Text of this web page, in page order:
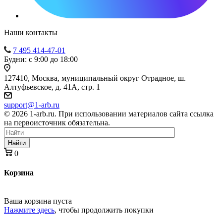
Наши контакты
7 495 414-47-01
Будни: с 9:00 до 18:00
127410, Москва, муниципальный округ Отрадное, ш.
Алтуфьевское, д. 41А, стр. 1
support@1-arb.ru
© 2026 1-arb.ru. При использовании материалов сайта ссылка
на первоисточник обязательна.
Найти
0
Корзина
Ваша корзина пуста
Нажмите здесь, чтобы продолжить покупки